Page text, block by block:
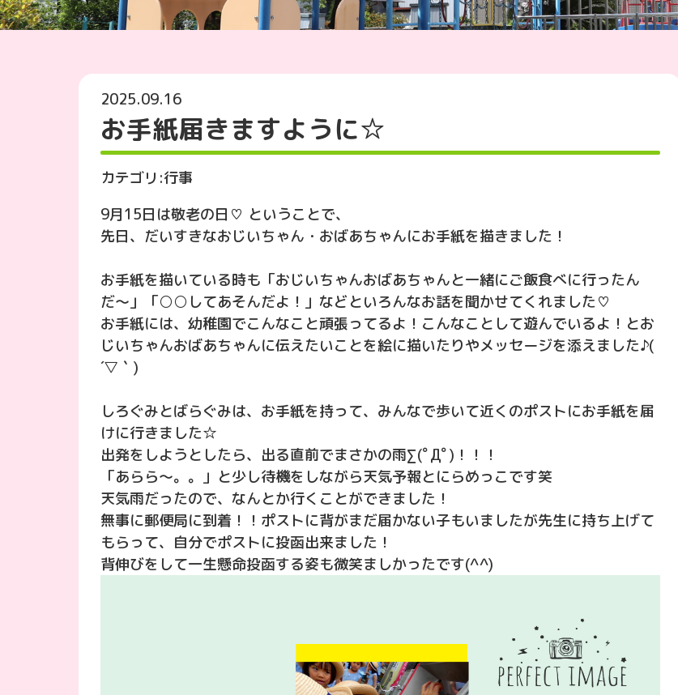
2025.09.16
お手紙届きますように☆
カテゴリ:行事
9月15日は敬老の日♡ ということで、
先日、だいすきなおじいちゃん・おばあちゃんにお手紙を描きました！
お手紙を描いている時も「おじいちゃんおばあちゃんと一緒にご飯食べに行ったん
だ〜」「○○してあそんだよ！」などといろんなお話を聞かせてくれました♡
お手紙には、幼稚園でこんなこと頑張ってるよ！こんなことして遊んでいるよ！とお
じいちゃんおばあちゃんに伝えたいことを絵に描いたりやメッセージを添えました♪(
´▽｀)
しろぐみとばらぐみは、お手紙を持って、みんなで歩いて近くのポストにお手紙を届
けに行きました☆
出発をしようとしたら、出る直前でまさかの雨∑(ﾟДﾟ)！！！
「あらら〜。。」と少し待機をしながら天気予報とにらめっこです笑
天気雨だったので、なんとか行くことができました！
無事に郵便局に到着！！ポストに背がまだ届かない子もいましたが先生に持ち上げて
もらって、自分でポストに投函出来ました！
背伸びをして一生懸命投函する姿も微笑ましかったです(^^)